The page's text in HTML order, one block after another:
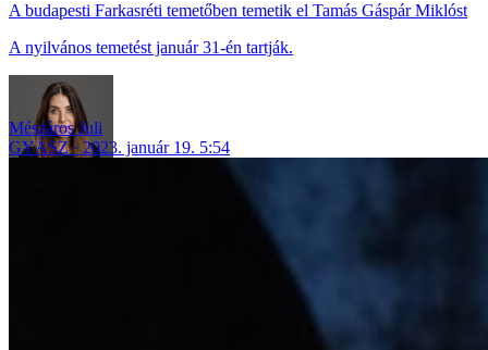
A budapesti Farkasréti temetőben temetik el Tamás Gáspár Miklóst
A nyilvános temetést január 31-én tartják.
Mészáros Juli
GYÁSZ
2023. január 19. 5:54